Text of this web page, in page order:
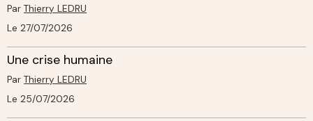
Par Thierry LEDRU
Le 27/07/2026
Une crise humaine
Par Thierry LEDRU
Le 25/07/2026